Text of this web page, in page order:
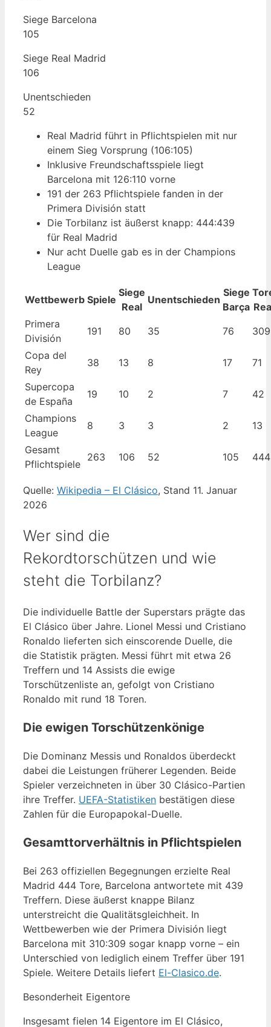
Siege Barcelona
105
Siege Real Madrid
106
Unentschieden
52
Real Madrid führt in Pflichtspielen mit nur
einem Sieg Vorsprung (106:105)
Inklusive Freundschaftsspiele liegt
Barcelona mit 126:110 vorne
191 der 263 Pflichtspiele fanden in der
Primera División statt
Die Torbilanz ist äußerst knapp: 444:439
für Real Madrid
Nur acht Duelle gab es in der Champions
League
Wettbewerb Spiele
Siege
Real
Unentschieden
Siege
Barça
Primera
División
191 80 35 76
309
Copa del
Rey
38 13 8 17
71
Supercopa
de España
19 10 2 7
42
Champions
League
8 3 3 2
13
Gesamt
Pflichtspiele
263 106 52 105 444
Quelle: Wikipedia – El Clásico, Stand 11. Januar
2026
Wer sind die
Rekordtorschützen und wie
steht die Torbilanz?
Die individuelle Battle der Superstars prägte das
El Clásico über Jahre. Lionel Messi und Cristiano
Ronaldo lieferten sich einscorende Duelle, die
die Statistik prägten. Messi führt mit etwa 26
Treffern und 14 Assists die ewige
Torschützenliste an, gefolgt von Cristiano
Ronaldo mit rund 18 Toren.
Die ewigen Torschützenkönige
Die Dominanz Messis und Ronaldos überdeckt
dabei die Leistungen früherer Legenden. Beide
Spieler verzeichneten in über 30 Clásico-Partien
ihre Treffer. UEFA-Statistiken bestätigen diese
Zahlen für die Europapokal-Duelle.
Gesamttorverhältnis in Pflichtspielen
Bei 263 offiziellen Begegnungen erzielte Real
Madrid 444 Tore, Barcelona antwortete mit 439
Treffern. Diese äußerst knappe Bilanz
unterstreicht die Qualitätsgleichheit. In
Wettbewerben wie der Primera División liegt
Barcelona mit 310:309 sogar knapp vorne – ein
Unterschied von lediglich einem Treffer über 191
Spiele. Weitere Details liefert El-Clasico.de.
Besonderheit Eigentore
Insgesamt fielen 14 Eigentore im El Clásico,